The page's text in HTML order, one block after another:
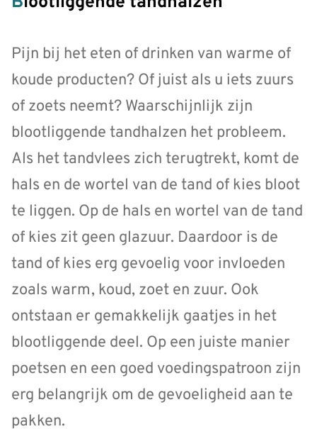
Pijn bij het eten of drinken van warme of
koude producten? Of juist als u iets zuurs
of zoets neemt? Waarschijnlijk zijn
blootliggende tandhalzen het probleem.
Als het tandvlees zich terugtrekt, komt de
hals en de wortel van de tand of kies bloot
te liggen. Op de hals en wortel van de tand
of kies zit geen glazuur. Daardoor is de
tand of kies erg gevoelig voor invloeden
zoals warm, koud, zoet en zuur. Ook
ontstaan er gemakkelijk gaatjes in het
blootliggende deel. Op een juiste manier
poetsen en een goed voedingspatroon zijn
erg belangrijk om de gevoeligheid aan te
pakken.